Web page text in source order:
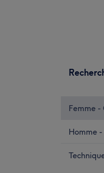
Femme -
Homme -